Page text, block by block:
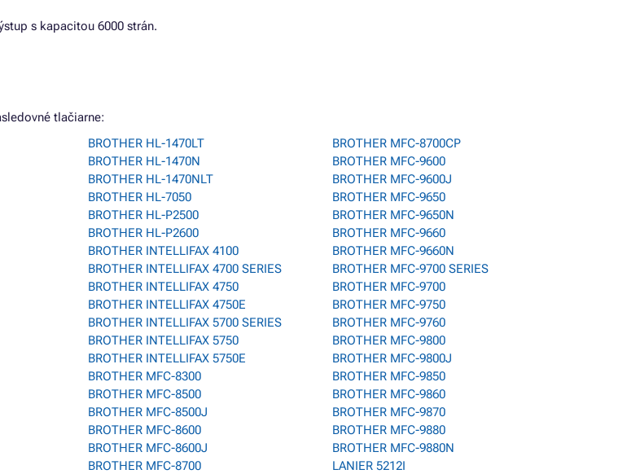
s kapacitou 6000 strán.
tlačiarne:
BROTHER HL-1470LT
BROTHER HL-1470N
BROTHER HL-1470NLT
BROTHER HL-7050
BROTHER HL-P2500
BROTHER HL-P2600
BROTHER INTELLIFAX 4100
BROTHER INTELLIFAX 4700 SERIES
BROTHER INTELLIFAX 4750
BROTHER INTELLIFAX 4750E
BROTHER INTELLIFAX 5700 SERIES
BROTHER INTELLIFAX 5750
BROTHER INTELLIFAX 5750E
BROTHER MFC-8300
BROTHER MFC-8500
BROTHER MFC-8500J
BROTHER MFC-8600
BROTHER MFC-8600J
BROTHER MFC-8700
BROTHER MFC-8700CP
BROTHER MFC-9600
BROTHER MFC-9600J
BROTHER MFC-9650
BROTHER MFC-9650N
BROTHER MFC-9660
BROTHER MFC-9660N
BROTHER MFC-9700 SERIES
BROTHER MFC-9700
BROTHER MFC-9750
BROTHER MFC-9760
BROTHER MFC-9800
BROTHER MFC-9800J
BROTHER MFC-9850
BROTHER MFC-9860
BROTHER MFC-9870
BROTHER MFC-9880
BROTHER MFC-9880N
LANIER 5212I